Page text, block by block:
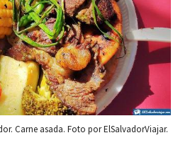
Carne asada. Foto por ElSalvadorViajar.